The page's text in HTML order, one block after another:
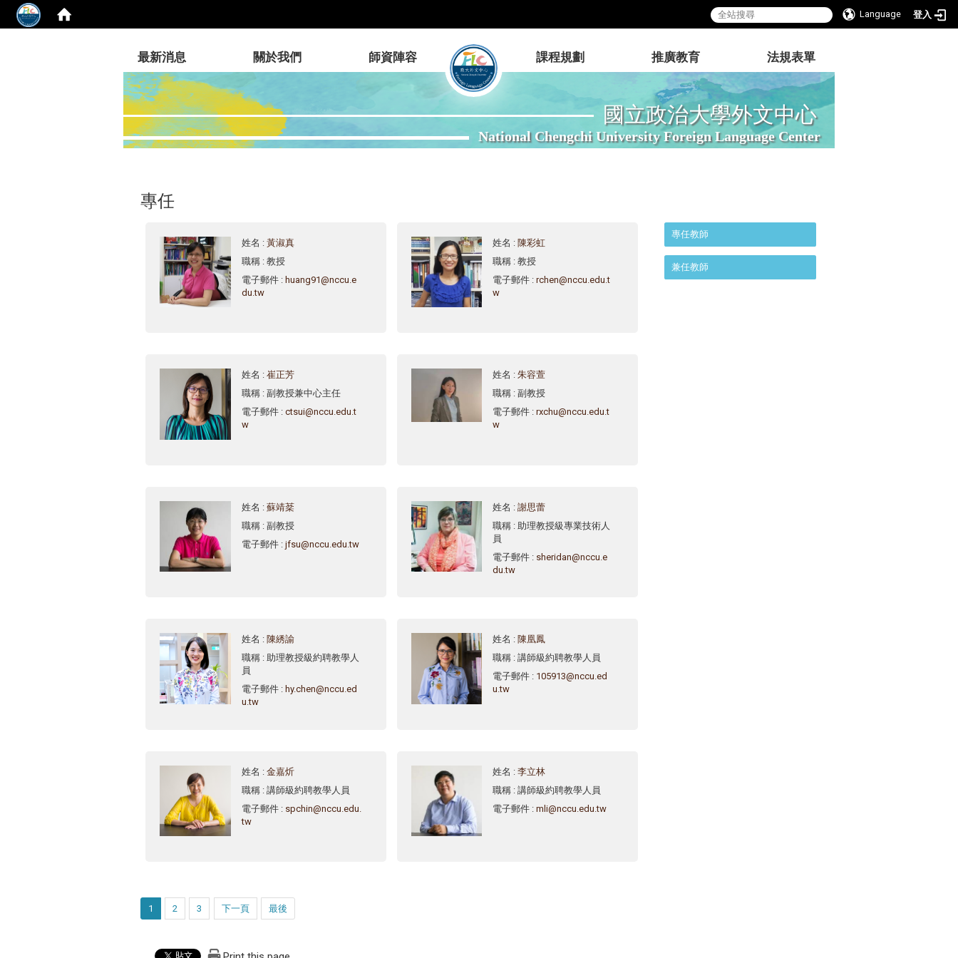
Language 登入
國立政治大學外文中心
National Chengchi University Foreign Language Center
最新消息 關於我們 師資陣容 課程規劃 推廣教育 法規表單
專任
姓名 : 黃淑真
職稱 : 教授
電子郵件 : huang91@nccu.e
du.tw
姓名 : 陳彩虹
職稱 : 教授
電子郵件 : rchen@nccu.edu.t
w
姓名 : 崔正芳
職稱 : 副教授兼中心主任
電子郵件 : ctsui@nccu.edu.t
w
姓名 : 朱容萱
職稱 : 副教授
電子郵件 : rxchu@nccu.edu.t
w
姓名 : 蘇靖棻
職稱 : 副教授
電子郵件 : jfsu@nccu.edu.tw
姓名 : 謝思蕾
職稱 : 助理教授級專業技術人
員
電子郵件 : sheridan@nccu.e
du.tw
姓名 : 陳綉諭
職稱 : 助理教授級約聘教學人
員
電子郵件 : hy.chen@nccu.ed
u.tw
姓名 : 陳凰鳳
職稱 : 講師級約聘教學人員
電子郵件 : 105913@nccu.ed
u.tw
姓名 : 金嘉炘
職稱 : 講師級約聘教學人員
電子郵件 : spchin@nccu.edu.
tw
姓名 : 李立林
職稱 : 講師級約聘教學人員
電子郵件 : mli@nccu.edu.tw
1 2 3 下一頁 最後
專任教師
兼任教師